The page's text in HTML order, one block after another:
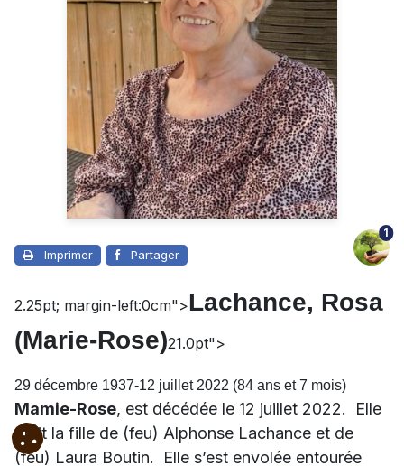
Imprimer Partager
1
2.25pt; margin-left:0cm">Lachance, Rosa
(Marie-Rose)21.0pt">
29 décembre 1937-12 juillet 2022 (84 ans et 7 mois)
Mamie-Rose, est décédée le 12 juillet 2022. Elle
était la fille de (feu) Alphonse Lachance et de
(feu) Laura Boutin. Elle s’est envolée entourée